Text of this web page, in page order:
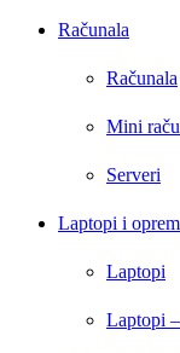
Računala
Računala
Mini
Serveri
Laptopi i
Laptopi
Laptopi